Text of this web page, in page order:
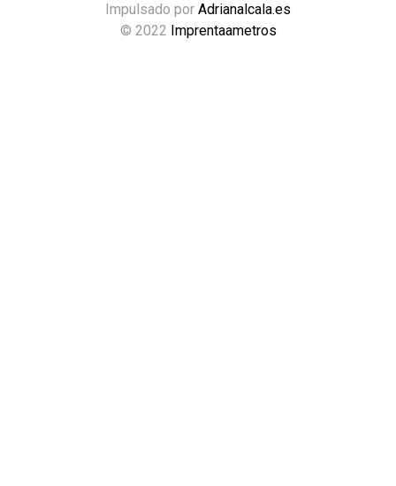
© 2022 Imprentaametros
Impulsado por Adrianalcala.es